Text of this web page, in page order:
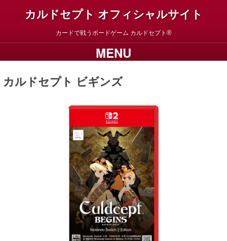
カルドセプト オフィシャルサイト
カードで戦うボードゲーム カルドセプト
MENU
カルドセプト ビギンズ